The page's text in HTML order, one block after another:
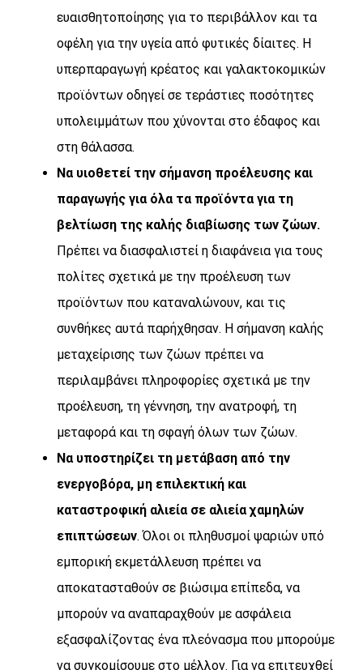
ευαισθητοποίησης για το περιβάλλον και τα
οφέλη για την υγεία από φυτικές δίαιτες. Η
υπερπαραγωγή κρέατος και γαλακτοκομικών
προϊόντων οδηγεί σε τεράστιες ποσότητες
υπολειμμάτων που χύνονται στο έδαφος και
στη θάλασσα.
Να υιοθετεί την σήμανση προέλευσης και
παραγωγής για όλα τα προϊόντα για τη
βελτίωση της καλής διαβίωσης των ζώων.
Πρέπει να διασφαλιστεί η διαφάνεια για τους
πολίτες σχετικά με την προέλευση των
προϊόντων που καταναλώνουν, και τις
συνθήκες αυτά παρήχθησαν. Η σήμανση καλής
μεταχείρισης των ζώων πρέπει να
περιλαμβάνει πληροφορίες σχετικά με την
προέλευση, τη γέννηση, την ανατροφή, τη
μεταφορά και τη σφαγή όλων των ζώων.
Να υποστηρίζει τη μετάβαση από την
ενεργοβόρα, μη επιλεκτική και
καταστροφική αλιεία σε αλιεία χαμηλών
επιπτώσεων. Όλοι οι πληθυσμοί ψαριών υπό
εμπορική εκμετάλλευση πρέπει να
αποκατασταθούν σε βιώσιμα επίπεδα, να
μπορούν να αναπαραχθούν με ασφάλεια
εξασφαλίζοντας ένα πλεόνασμα που μπορούμε
να συγκομίσουμε στο μέλλον. Για να επιτευχθεί